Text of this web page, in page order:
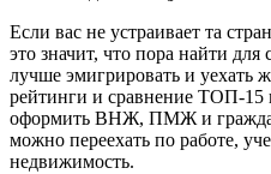
Если вас не устраивает та
это значит, что пора найти
лучше эмигрировать и уехать
рейтинги и сравнение ТОП-15
оформить ВНЖ, ПМЖ и
можно переехать по работе,
недвижимость.